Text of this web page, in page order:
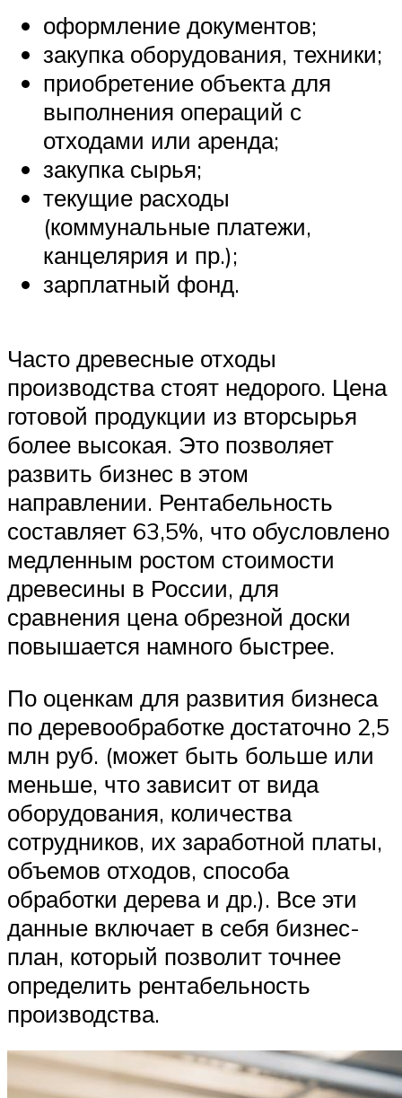
оформление документов;
закупка оборудования, техники;
приобретение объекта для
выполнения операций с
отходами или аренда;
закупка сырья;
текущие расходы
(коммунальные платежи,
канцелярия и пр.);
зарплатный фонд.
Часто древесные отходы
производства стоят недорого. Цена
готовой продукции из вторсырья
более высокая. Это позволяет
развить бизнес в этом
направлении. Рентабельность
составляет 63,5%, что обусловлено
медленным ростом стоимости
древесины в России, для
сравнения цена обрезной доски
повышается намного быстрее.
По оценкам для развития бизнеса
по деревообработке достаточно 2,5
млн руб. (может быть больше или
меньше, что зависит от вида
оборудования, количества
сотрудников, их заработной платы,
объемов отходов, способа
обработки дерева и др.). Все эти
данные включает в себя бизнес-
план, который позволит точнее
определить рентабельность
производства.